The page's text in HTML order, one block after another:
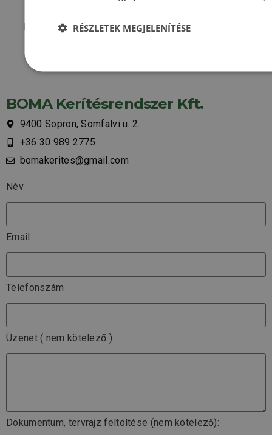
és helyszíni felmérést!
Munkatársunk 24 órán belül felkeresi Önt megadott
BOMA Kerítésrendszer Kft.
9400 Sopron, Somfalvi u. 2.
+36 30 989 2775
bomakerites@gmail.com
Név
Email
Telefonszám
Üzenet ( nem kötelező )
Dokumentum, tervrajz feltöltése (nem kötelező):
RÉSZLETEK MEGJELENÍTÉSE